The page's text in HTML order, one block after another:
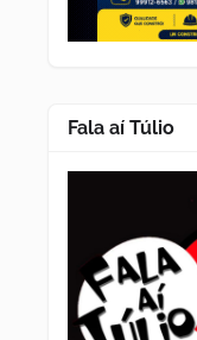
Fala aí Túlio